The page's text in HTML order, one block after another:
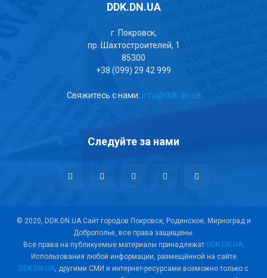
DDK.DN.UA
г. Покровск,
пр. Шахтостроителей, 1
85300
+38 (099) 29 42 999
Свяжитесь с нами: info@ddk.dn.ua
Следуйте за нами
© 2020, DDK.DN.UA Сайт городов Покровск, Родинское, Мирноград и
Доброполье, все права защищены.
Все права на публикуемые материалы принадлежат DDK.DN.UA.
Использования любой информации, размещённой на сайте
DDK.DN.UA, другими СМИ и интернет-ресурсами возможно только с